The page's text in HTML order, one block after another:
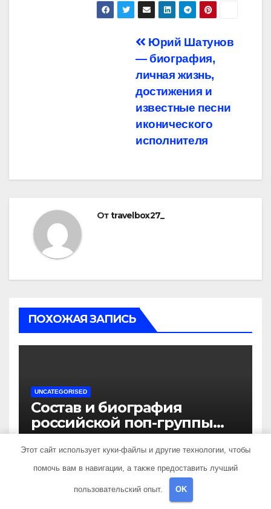
Навигация
Юрий Шатунов
— биография,
личная жизнь,
достижения и
известные песни
иконического
исполнителя
Отtravelbox27_
ПОХОЖАЯ ЗАПИСЬ
UNCATEGORISED
Состав и биография
российской поп-группы
«Иванушки интернешнл»
— история успеха, музыка
и судьбы участников
ДЕК 3, 2023 TRAVELBOX27_
Этот сайт использует куки-файлы и другие технологии, чтобы
помочь вам в навигации, а также предоставить лучший
пользовательский опыт. OK